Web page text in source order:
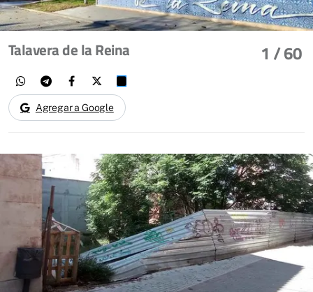
1 / 60
Talavera de la Reina
Agregar a Google